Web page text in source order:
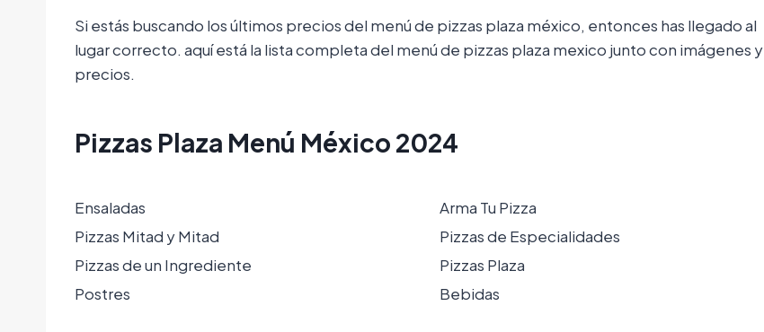
Si estás buscando los últimos precios del menú de pizzas plaza méxico, entonces has llegado al
lugar correcto. aquí está la lista completa del menú de pizzas plaza mexico junto con imágenes y
precios.
Pizzas Plaza Menú México 2024
Ensaladas
Pizzas Mitad y Mitad
Pizzas de un Ingrediente
Postres
Arma Tu Pizza
Pizzas de Especialidades
Pizzas Plaza
Bebidas